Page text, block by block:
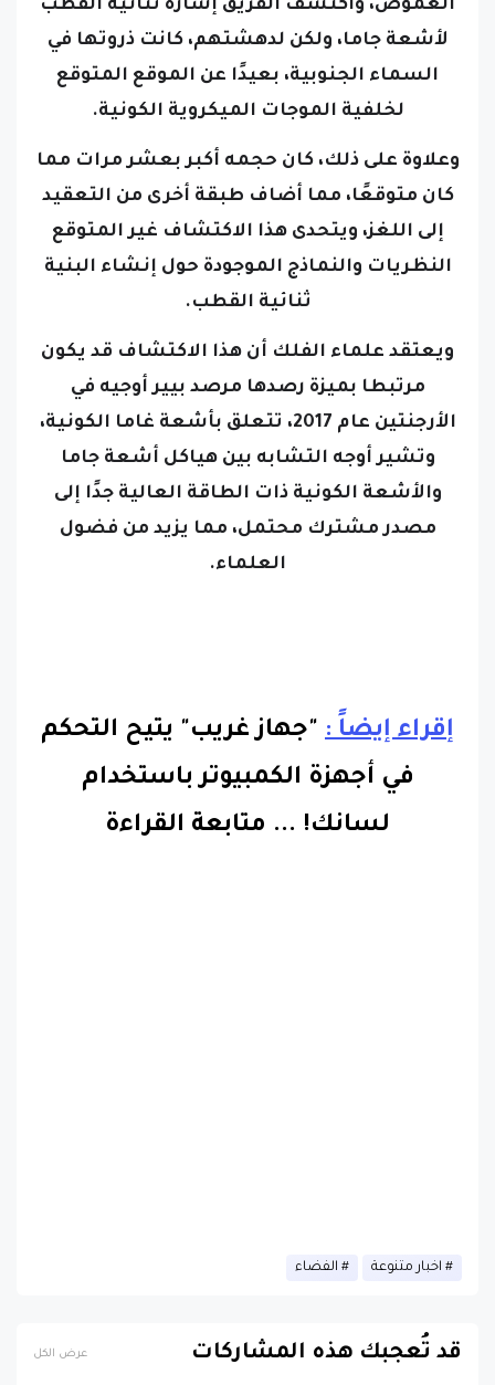
الغموض، واكتشف الفريق إشارة ثنائية القطب
لأشعة جاما، ولكن لدهشتهم، كانت ذروتها في
السماء الجنوبية، بعيدًا عن الموقع المتوقع
لخلفية الموجات الميكروية الكونية.
وعلاوة على ذلك، كان حجمه أكبر بعشر مرات مما
كان متوقعًا، مما أضاف طبقة أخرى من التعقيد
إلى اللغز، ويتحدى هذا الاكتشاف غير المتوقع
النظريات والنماذج الموجودة حول إنشاء البنية
ثنائية القطب.
ويعتقد علماء الفلك أن هذا الاكتشاف قد يكون
مرتبطا بميزة رصدها مرصد بيير أوجيه في
الأرجنتين عام 2017، تتعلق بأشعة غاما الكونية،
وتشير أوجه التشابه بين هياكل أشعة جاما
والأشعة الكونية ذات الطاقة العالية جدًا إلى
مصدر مشترك محتمل، مما يزيد من فضول
العلماء.
إقراء إيضاً : "جهاز غريب" يتيح التحكم
في أجهزة الكمبيوتر باستخدام
لسانك! ... متابعة القراءة
اخبار متنوعة الفضاء
قد تُعجبك هذه المشاركات عرض الكل